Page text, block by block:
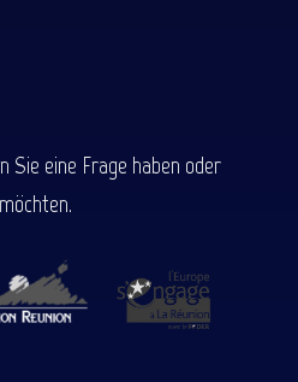
Sie eine Frage haben oder